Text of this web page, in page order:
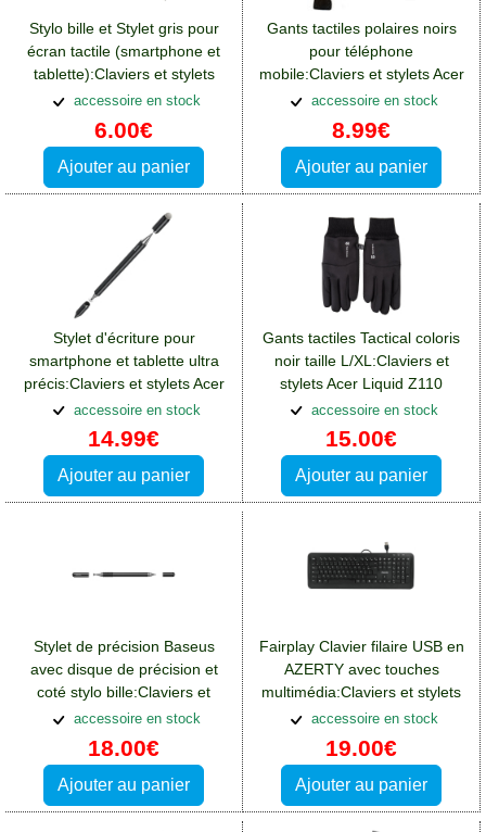
Stylo bille et Stylet gris pour
écran tactile (smartphone et
tablette):Claviers et stylets
Acer Liquid Z110
accessoire en stock
6.00€
Ajouter au panier
Gants tactiles polaires noirs
pour téléphone
mobile:Claviers et stylets Acer
Liquid Z110
accessoire en stock
8.99€
Ajouter au panier
Stylet d'écriture pour
smartphone et tablette ultra
précis:Claviers et stylets Acer
Liquid Z110
accessoire en stock
14.99€
Ajouter au panier
Gants tactiles Tactical coloris
noir taille L/XL:Claviers et
stylets Acer Liquid Z110
accessoire en stock
15.00€
Ajouter au panier
Stylet de précision Baseus
avec disque de précision et
coté stylo bille:Claviers et
stylets Acer Liquid Z110
accessoire en stock
18.00€
Ajouter au panier
Fairplay Clavier filaire USB en
AZERTY avec touches
multimédia:Claviers et stylets
Acer Liquid Z110
accessoire en stock
19.00€
Ajouter au panier